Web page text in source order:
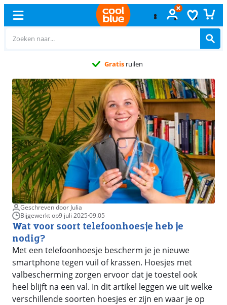
Gratis ruilen
Geschreven door Julia
Bijgewerkt op9 juli 2025·09.05
Wat voor soort telefoonhoesje heb je
nodig?
Met een telefoonhoesje bescherm je je nieuwe
smartphone tegen vuil of krassen. Hoesjes met
valbescherming zorgen ervoor dat je toestel ook
heel blijft na een val. In dit artikel leggen we uit welke
verschillende soorten hoesjes er zijn en waar je op